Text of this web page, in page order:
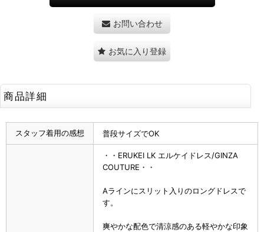
お問い合わせ
お気に入り登録
商品詳細
スタッフ着用の感想 普段サイズでOK
・・ERUKEI LK エルケイドレス/GINZA
COUTURE・・
Aラインにスリット入りのロングドレスで
す。
爽やかな配色で清涼感のある軽やかな印象